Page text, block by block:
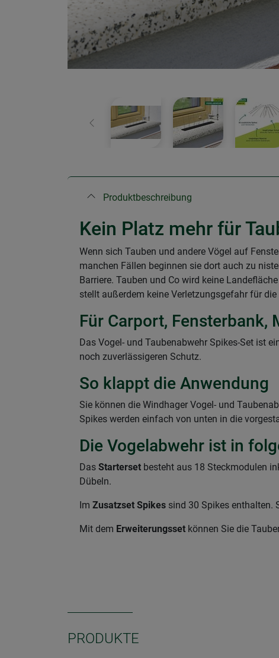
Zurück
Produktbeschreibung
Kein Platz mehr für
Wenn sich Tauben und andere Vögel auf
manchen Fällen beginnen sie dort auch zu
Barriere. Tauben und Co wird keine
stellt außerdem keine Verletzungsgefahr für die
Für Carport, Fensterbank,
Das Vogel- und Taubenabwehr Spikes-Set ist
noch zuverlässigeren Schutz.
So klappt die Anwendung
Sie können die Windhager Vogel- und
Spikes werden einfach von unten in die
Die Vogelabwehr ist in
Das Starterset besteht aus 18 Steckmodulen
Dübeln.
Im Zusatzset Spikes sind 30 Spikes enthalten.
Mit dem Erweiterungsset können Sie die
PRODUKTE